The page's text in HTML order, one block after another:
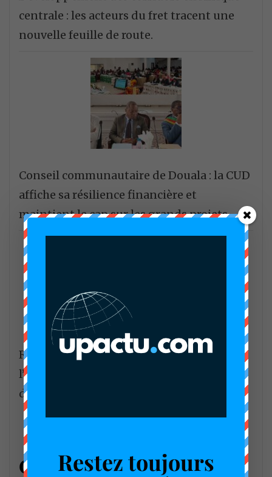
centrale : les acteurs du fret tracent une
nouvelle feuille de route.
Conseil communautaire de Douala : la CUD
affiche sa résilience financière et
maintient le cap sur les grands projets.
Reconstitution des actes de naissance :
l’ACAFEJ et l’OIF renforcent les capacités
des préfets et sous-préfets du Littoral.
Catégories
Restez toujours